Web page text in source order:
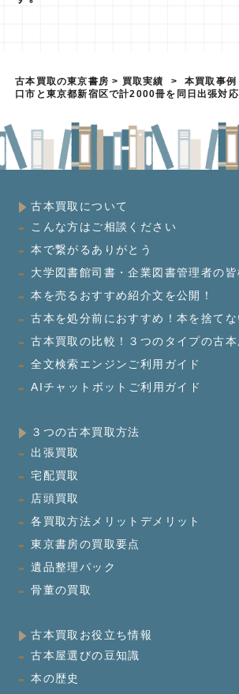
古本買取の東京書房 > 買取実績 >
本買取事例
口市と東京都新宿区で計2000冊を同日出張対応
古本買取について
こんな方はご相談ください
本で繋がるありがとう
大学図書館司書・企業図書管理者の皆
本を売るおすすめ紹介文を公開！
古本を処分前におすすめ！本を捨てな
古本買取の比較！３つのタイプの古本
全文検索エンジンご利用ガイド
AIチャットボットご利用ガイド
３つの古本買取方法
出張買取
宅配買取
店頭買取
各買取方法メリットデメリット
東京書房の買取要点
遺品整理パック
骨董の買取
古本買取お役立ち情報
古本屋選びの豆知識
本の歴史